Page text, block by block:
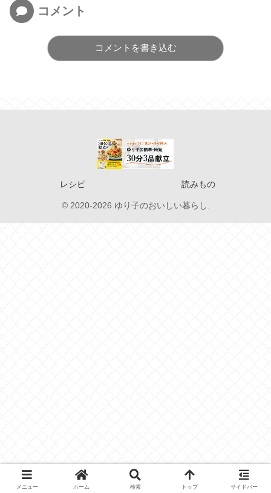
コメント
コメントを書き込む
レシピ 読みもの
© 2020-2026 ゆり子のおいしい暮らし.
メニュー ホーム 検索 トップ サイドバー